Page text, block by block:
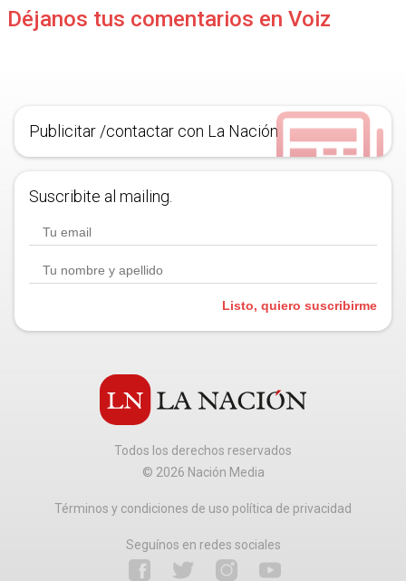
Déjanos tus comentarios en Voiz
Publicitar /contactar con La Nación
Suscribite al mailing.
Listo, quiero suscribirme
Todos los derechos reservados
© 2026 Nación Media
Términos y condiciones de uso política de privacidad
Seguínos en redes sociales